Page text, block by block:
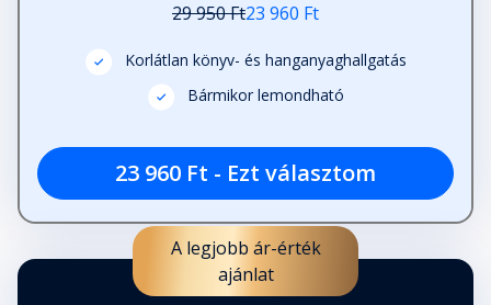
29 950 Ft23 960 Ft
Korlátlan könyv- és hanganyaghallgatás
Bármikor lemondható
23 960 Ft - Ezt választom
A legjobb ár-érték
ajánlat